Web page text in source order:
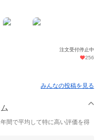
注文受付停止中
256
みんなの投稿を見る
間で平均して特に高い評価を得